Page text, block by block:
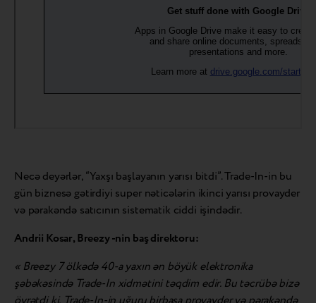
Necə deyərlər, “Yaxşı başlayanın yarısı bitdi”. Trade-In-in bu
gün biznesə gətirdiyi super nəticələrin ikinci yarısı provayder
və pərakəndə satıcının sistematik ciddi işindədir.
Andrii Kosar, Breezy -nin baş direktoru:
« Breezy 7 ölkədə 40-a yaxın ən böyük elektronika
şəbəkəsində Trade-In xidmətini təqdim edir. Bu təcrübə bizə